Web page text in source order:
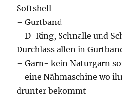
Softshell
– Gurtband
– D-Ring, Schnalle und
Durchlass allen in
– Garn- kein Naturgarn
– eine Nähmaschine wo
drunter bekommt